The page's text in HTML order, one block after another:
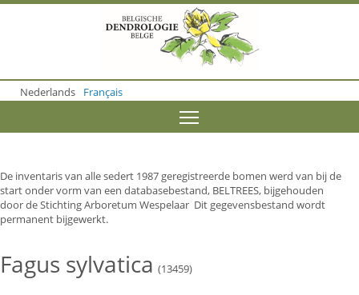
o
m
o
n
t
e
n
Nederlands Français
De inventaris van alle sedert 1987 geregistreerde bomen werd van bij de
start onder vorm van een databasebestand, BELTREES, bijgehouden
door de Stichting Arboretum Wespelaar Dit gegevensbestand wordt
permanent bijgewerkt.
Fagus sylvatica (13459)